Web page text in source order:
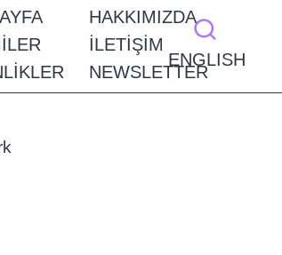
HAKKIMIZDA
İLETIŞIM
NEWSLETTER
ENGLISH